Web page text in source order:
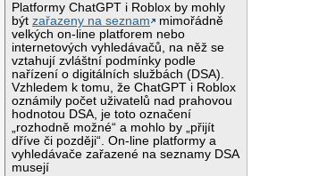
Platformy ChatGPT i Roblox by mohly
býtzařazeny na seznam
mimořádně
velkých on-line platforem nebo
internetových vyhledávačů, na něž se
vztahují zvláštní podmínky podle
nařízení o digitálních službách (DSA).
Vzhledem k tomu, že ChatGPT i Roblox
oznámily počet uživatelů nad prahovou
hodnotou DSA, je toto označení
„rozhodně možné“ a mohlo by „přijít
dříve či později“. On-line platformy a
vyhledávače zařazené na seznamy DSA
musejí